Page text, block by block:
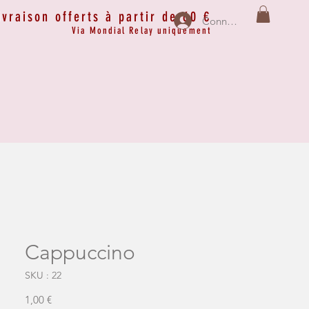
Connexion
offerts à partir de 60 €
Via Mondial Relay uniquement
Cappuccino
SKU : 22
1,00 €Prix